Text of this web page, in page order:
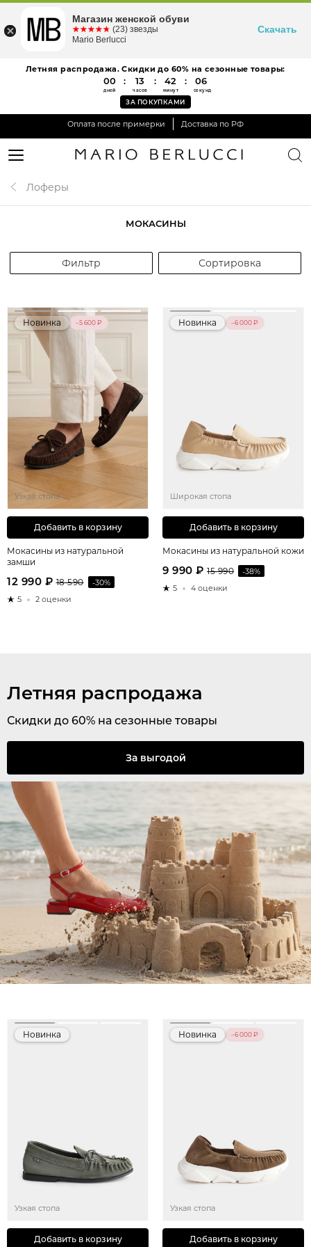
Летняя распродажа. Скидки до 60% на сезонные товары:
00
дней
: 13
часов
: 42
минут
: 06
секунд
ЗА ПОКУПКАМИ
Оплата после примерки Доставка по РФ
Лоферы
МОКАСИНЫ
Фильтр Сортировка
Узкая стопа
Новинка –5 600 ₽
Добавить в корзину
Мокасины из натуральной
замши
12 990 ₽18 590
-30%
5
2 оценки
Широкая стопа
Новинка –6 000 ₽
Добавить в корзину
Мокасины из натуральной кожи
9 990 ₽ 15 990
-38%
5
4 оценки
Летняя распродажа
Скидки до 60% на сезонные товары
За выгодой
Узкая стопа
Новинка
Добавить в корзину
Узкая стопа
Новинка –6 000 ₽
Добавить в корзину
Магазин женской обуви
☆☆☆☆☆
★★★★★ (23) звезды
Mario Berlucci
Скачать